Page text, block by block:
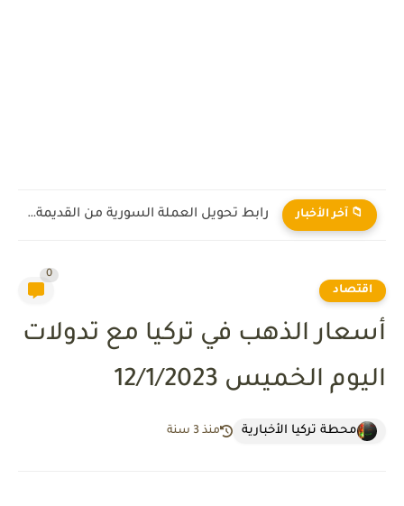
📁 آخر الأخبار رابط تحويل العملة السورية من القديمة إلى الجديدة 2026
اقتصاد
0
أسعار الذهب في تركيا مع تدولات
اليوم الخميس 12/1/2023
محطة تركيا الأخبارية منذ 3 سنة